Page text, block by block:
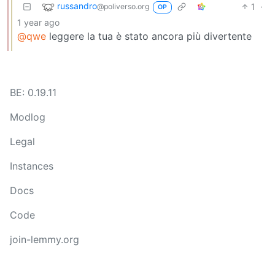
russandro@poliverso.org OP 1
·
1 year ago
@qwe leggere la tua è stato ancora più divertente
BE: 0.19.11
Modlog
Legal
Instances
Docs
Code
join-lemmy.org